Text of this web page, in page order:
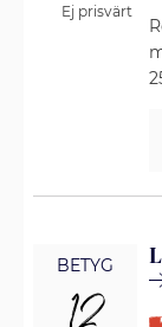
Ej prisvärt
BETYG